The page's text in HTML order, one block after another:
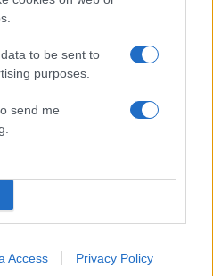
to be sent to
purposes.
send me
Access Privacy Policy
2000 /2000
από reCAPTCHA, ισχύουν
ΟΙΚΟΝΟΜΟΥ